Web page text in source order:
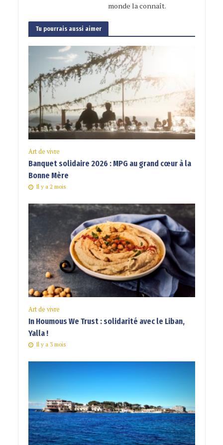
monde la connaît.
Tu pourrais aussi aimer
Art de vivre
Banquet solidaire 2026 : MPG au grand cœur à la
Bonne Mère
Il y a 2 mois
Art de vivre
In Houmous We Trust : solidarité avec le Liban,
Yalla !
Il y a 3 mois